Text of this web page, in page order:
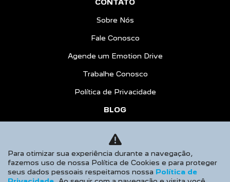
CONTATO
Sobre Nós
Fale Conosco
Agende um Emotion Drive
Trabalhe Conosco
Política de Privacidade
BLOG
AGENDE UM TEST DRIVE
Desacelere. Seu bem maior é a vida.
Para otimizar sua experiência durante a navegação,
fazemos uso de nossa Política de Cookies e para proteger
seus dados pessoais respeitamos nossa Política de